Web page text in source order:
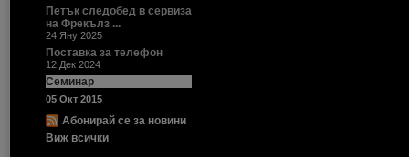
Петък следобед в сервиза
на Фрекълз ...
24 Яну 2025
Поставка за телефон
12 Дек 2024
Семинар
05 Окт 2015
Абонирай се за новини
Виж всички